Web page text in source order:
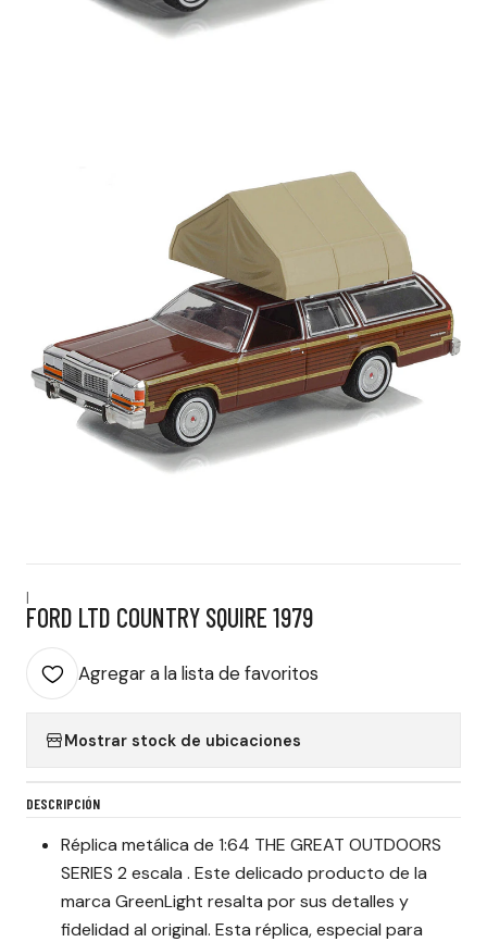
|
FORD LTD COUNTRY SQUIRE 1979
Agregar a la lista de favoritos
Mostrar stock de ubicaciones
DESCRIPCIÓN
Réplica metálica de 1:64 THE GREAT OUTDOORS
SERIES 2 escala . Este delicado producto de la
marca GreenLight resalta por sus detalles y
fidelidad al original. Esta réplica, especial para